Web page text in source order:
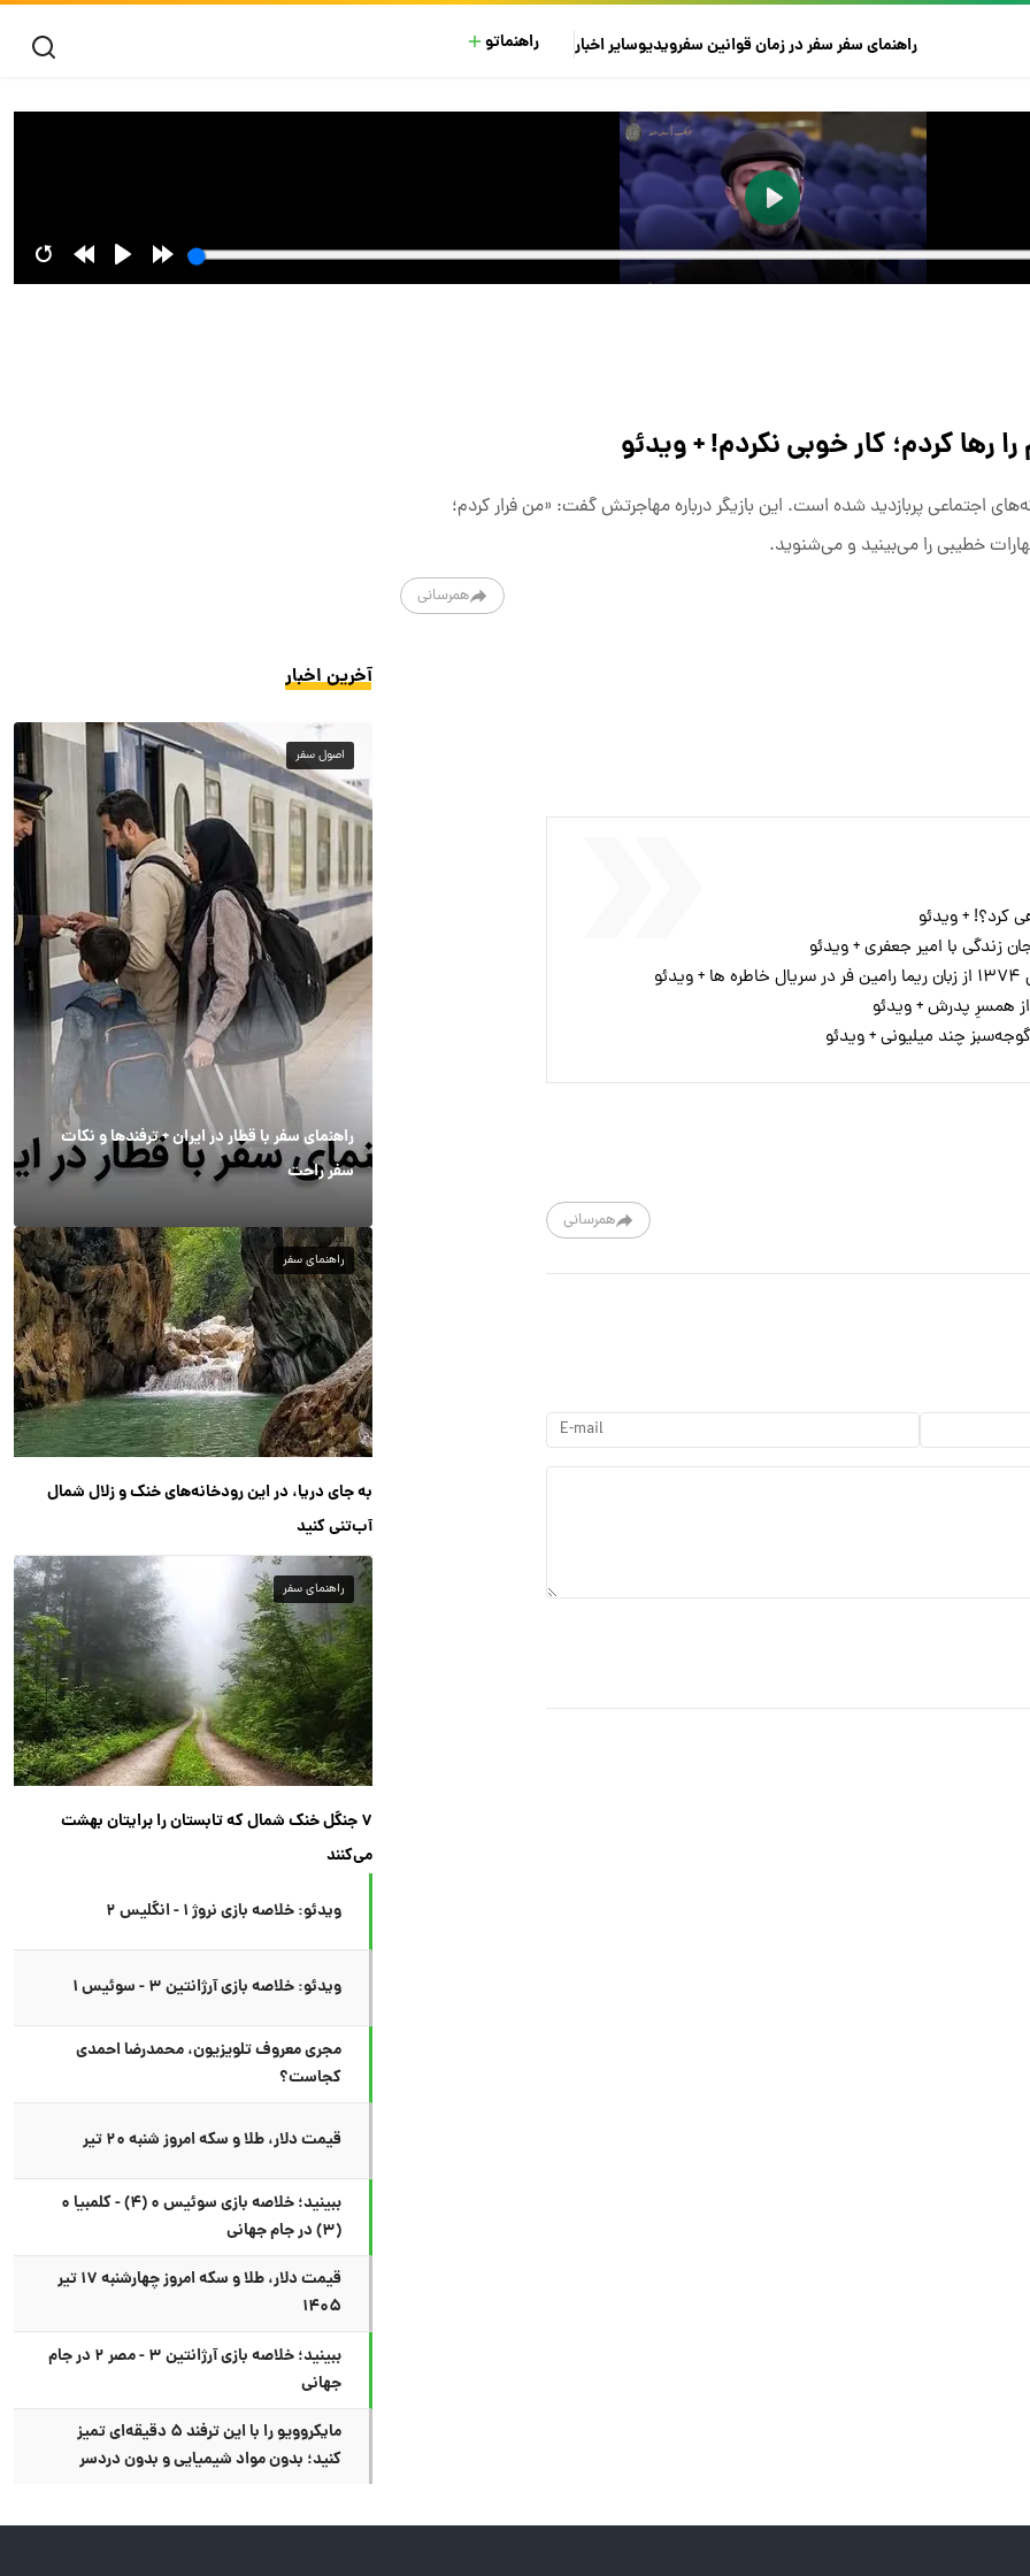
راهنمای سفرسفر در زمانقوانین سفرویدیوسایراخبار راهنماتو
رها کردم؛ کار خوبی نکردم! + ویدئو
اجتماعی پربازدید شده است. این بازیگر درباره مهاجرتش گفت: «من فرار کردم؛
خطیبی را می‌بینید و می‌شنوید.
همرسانی
کرد؟! + ویدئو
زندگی با امیر جعفری + ویدئو
همسرِ پدرش + ویدئو
چند میلیونی + ویدئو
همرسانی
آخرین اخبار
اصول سفر
راهنمای سفر با قطار در ایران + ترفندها و نکات
سفر راحت
راهنمای سفر
به جای دریا، در این رودخانه‌های خنک و زلال شمال
آب‌تنی کنید
راهنمای سفر
۷ جنگل خنک شمال که تابستان را برایتان بهشت
می‌کنند
ویدئو: خلاصه بازی نروژ ۱ - انگلیس ۲
ویدئو: خلاصه بازی آرژانتین ۳ - سوئیس ۱
مجری معروف تلویزیون، محمدرضا احمدی
کجاست؟
قیمت دلار، طلا و سکه امروز شنبه ۲۰ تیر
ببینید؛ خلاصه بازی سوئیس ۰ (۴) - کلمبیا ۰
(۳) در جام جهانی
قیمت دلار، طلا و سکه امروز چهارشنبه ۱۷ تیر
۱۴۰۵
ببینید؛ خلاصه بازی آرژانتین ۳ - مصر ۲ در جام
جهانی
مایکروویو را با این ترفند ۵ دقیقه‌ای تمیز
کنید؛ بدون مواد شیمیایی و بدون دردسر